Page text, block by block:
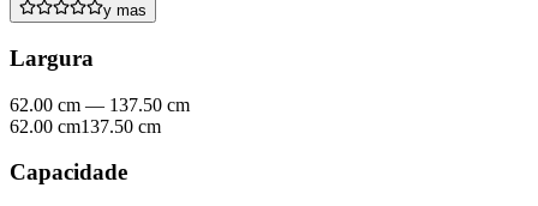
y mas
Largura
62.00 cm — 137.50 cm
62.00 cm137.50 cm
Capacidade